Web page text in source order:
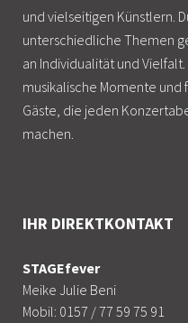
und vielseitigen Künstlern.
unterschiedliche Themen
an Individualität und
musikalische Momente und
Gäste, die jeden
machen.
IHR DIREKTKONTAKT
STAGEfever
Meike Julie Beni
Mobil: 0157 / 77 59 75 91